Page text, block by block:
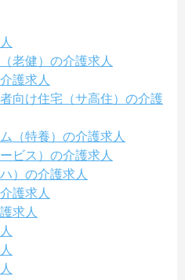
老健）の介護求人
護求人
向け住宅（サ高住）の介護
（特養）の介護求人
ビス）の介護求人
）の介護求人
護求人
求人